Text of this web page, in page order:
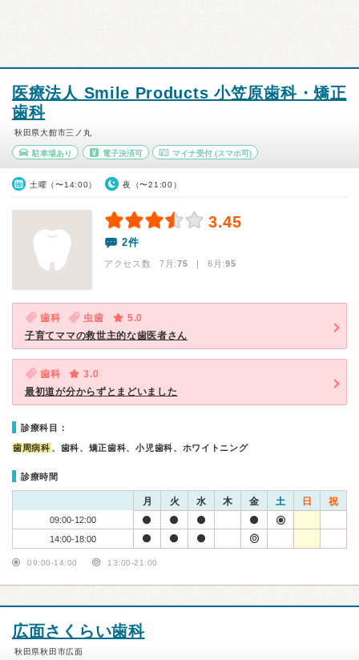
医療法人 Smile Products 小笠原歯科・矯正
歯科
秋田県大館市三ノ丸
駐車場あり 電子決済可 マイナ受付 (スマホ可)
土曜（〜14:00） 夜（〜21:00）
3.45
2件
アクセス数 7月:75 | 6月:95
歯科 虫歯
5.0
子育てママの救世主的な歯医者さん
歯科
3.0
最初道が分からずとまどいました
診療科目：
歯周病科 、歯科、矯正歯科、小児歯科、ホワイトニング
診療時間
月 火 水 木 金 土 日 祝
09:00-12:00
14:00-18:00
09:00-14:00 13:00-21:00
広面さくらい歯科
秋田県秋田市広面